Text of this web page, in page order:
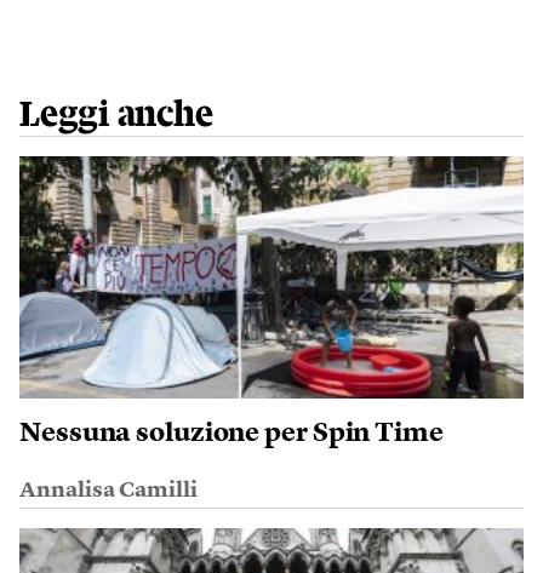
Leggi anche
Nessuna soluzione per Spin Time
Annalisa Camilli